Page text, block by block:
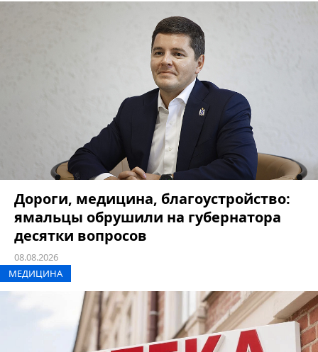
Дороги, медицина, благоустройство:
ямальцы обрушили на губернатора
десятки вопросов
08.08.2026
МЕДИЦИНА